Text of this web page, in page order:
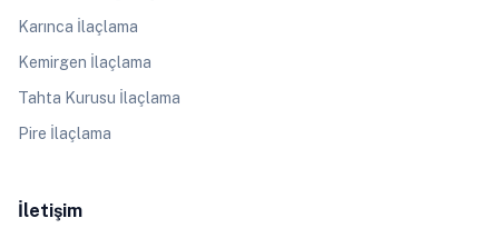
Karınca İlaçlama
Kemirgen İlaçlama
Tahta Kurusu İlaçlama
Pire İlaçlama
İletişim